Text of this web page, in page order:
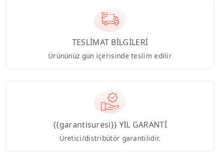
TESLİMAT BİLGİLERİ
Ürününüz gün içerisinde teslim edilir
{{garantisuresi}} YIL GARANTİ
Üretici/distribütör garantilidir.